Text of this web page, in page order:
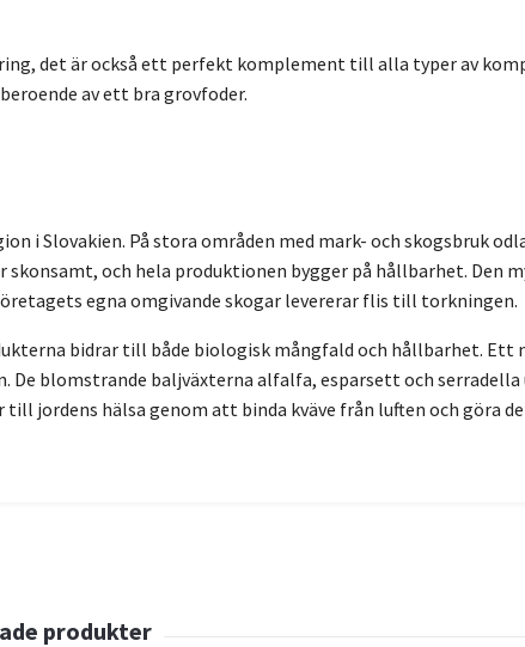
det är också ett perfekt komplement till alla typer av
av ett bra grovfoder.
i Slovakien. På stora områden med mark- och skogsbruk
och hela produktionen bygger på hållbarhet. Den
egna omgivande skogar levererar flis till torkningen.
bidrar till både biologisk mångfald och hållbarhet.
blomstrande baljväxterna alfalfa, esparsett och serradella
jordens hälsa genom att binda kväve från luften och göra